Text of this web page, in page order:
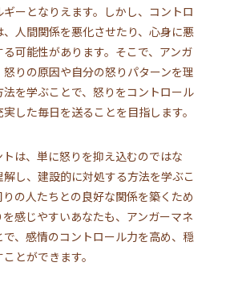
ーとなりえます。しかし、コントロ
人間関係を悪化させたり、心身に悪
可能性があります。そこで、アンガ
りの原因や自分の怒りパターンを理
を学ぶことで、怒りをコントロール
した毎日を送ることを目指します。
は、単に怒りを抑え込むのではな
解し、建設的に対処する方法を学ぶこ
の人たちとの良好な関係を築くため
感じやすいあなたも、アンガーマネ
、感情のコントロール力を高め、穏
とができます。